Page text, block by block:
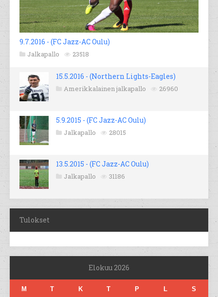
9.7.2016 - (FC Jazz-AC Oulu)
Jalkapallo 23518
15.5.2016 - (Northern Lights-Eagles)
Amerikkalainen jalkapallo 26960
5.9.2015 - (FC Jazz-AC Oulu)
Jalkapallo 28015
13.5.2015 - (FC Jazz-AC Oulu)
Jalkapallo 31186
Tulokset
Elokuu 2026
M T K T P L S